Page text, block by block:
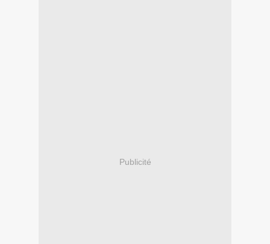
Publicité